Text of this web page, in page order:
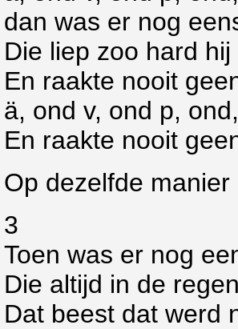
dan was er nog
Die liep zoo hard
En raakte nooit
ä, ond v, ond p, ond,
En raakte nooit
Op dezelfde
3
Toen was er nog
Die altijd in de
Dat beest dat werd